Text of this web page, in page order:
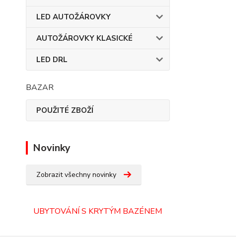
LED AUTOŽÁROVKY
AUTOŽÁROVKY KLASICKÉ
LED DRL
BAZAR
POUŽITÉ ZBOŽÍ
Novinky
Zobrazit všechny novinky
UBYTOVÁNÍ S KRYTÝM BAZÉNEM